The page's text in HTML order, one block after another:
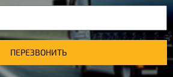
ПЕРЕЗВОНИТЬ